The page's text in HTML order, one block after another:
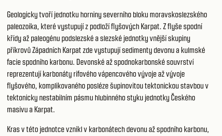
Geologicky tvoří jednotku horniny severního bloku moravskoslezského
paleozoika, které vystupují z podloží flyšových Karpat. Z flyše spodní
křídy až paleogénu podslezské a slezské jednotky vnější skupiny
příkrovů Západních Karpat zde vystupují sedimenty devonu a kulmské
facie spodního karbonu. Devonské až spodnokarbonské souvrství
reprezentují karbonáty rifového vápencového vývoje až vývoje
flyšového, komplikovaného posléze šupinovitou tektonickou stavbou v
tektonicky nestabilním pásmu hlubinného styku jednotky Českého
masivu a Karpat.
Kras v této jednotce vznikl v karbonátech devonu až spodního karbonu,